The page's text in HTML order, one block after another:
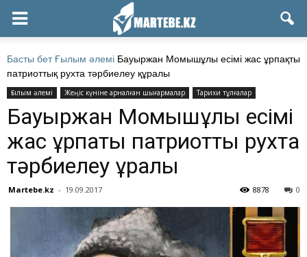
Басты бет Ғылым әлемі Бауыржан Момышұлы есімі жас ұрпақты
патриоттық рухта тәрбиелеу құралы
Ғылым әлемі Жеңіс күніне арналған шығармалар Тарихи тұлғалар
Бауыржан Момышұлы есімі
жас ұрпақты патриоттық рухта
тәрбиелеу құралы
Martebe.kz - 19.09.2017 0
8878